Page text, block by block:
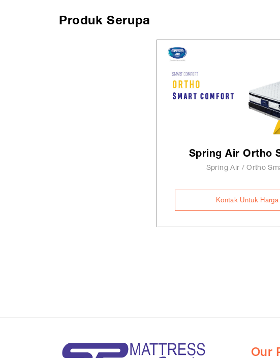
Produk Serupa
Spring Air Ortho
Spring Air / Ortho
Kontak Untuk Harga
Our